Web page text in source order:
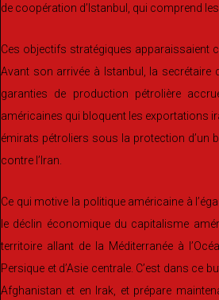
de coopération d’Istanbul, qui comprend
Ces objectifs stratégiques apparaissaient
Avant son arrivée à Istanbul, la secrétaire
garanties de production pétrolière
américaines qui bloquent les exportations
émirats pétroliers sous la protection d’un
contre l’Iran.
Ce qui motive la politique américaine à
le déclin économique du capitalisme
territoire allant de la Méditerranée à
Persique et d’Asie centrale. C’est dans ce
Afghanistan et en Irak, et prépare